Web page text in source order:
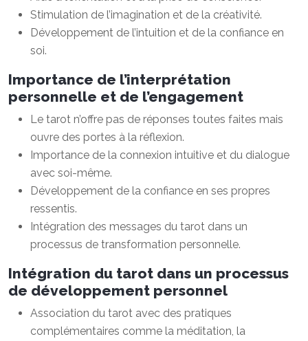
Stimulation de l’imagination et de la créativité.
Développement de l’intuition et de la confiance en
soi.
Importance de l’interprétation
personnelle et de l’engagement
Le tarot n’offre pas de réponses toutes faites mais
ouvre des portes à la réflexion.
Importance de la connexion intuitive et du dialogue
avec soi-même.
Développement de la confiance en ses propres
ressentis.
Intégration des messages du tarot dans un
processus de transformation personnelle.
Intégration du tarot dans un processus
de développement personnel
Association du tarot avec des pratiques
complémentaires comme la méditation, la